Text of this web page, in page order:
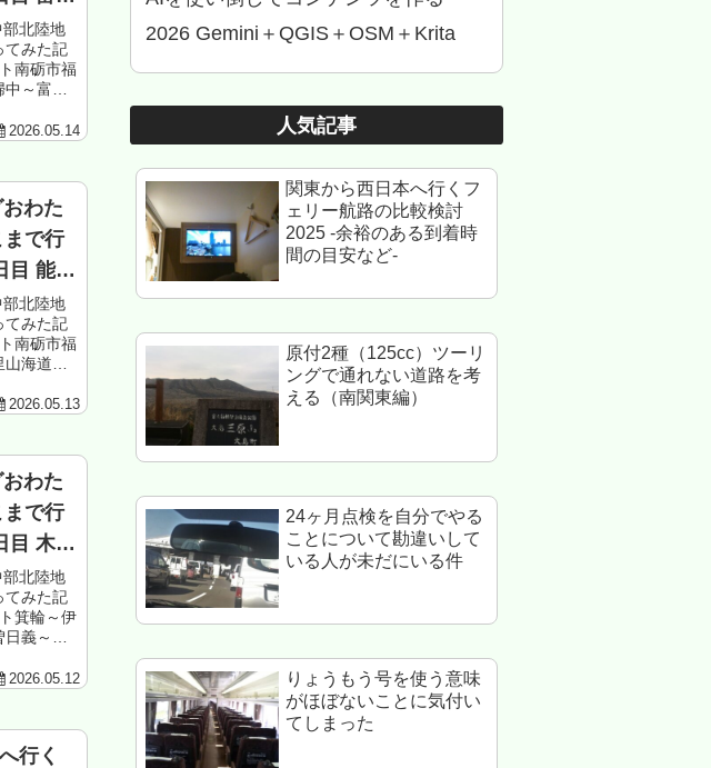
北陸地
てみた記
南砺市福
中～富山
大町市美
2026.05.14
わた
で行
能登
北陸地
てみた記
南砺市福
海道～
輪島市門
2026.05.13
わた
で行
目 木
北陸地
てみた記
箕輪～伊
義～木
パノラマ
2026.05.12
行く
2026 Gemini＋QGIS＋OSM＋Krita
人気記事
関東から西日本へ行くフ
ェリー航路の比較検討
2025 -余裕のある到着時
間の目安など-
原付2種（125cc）ツーリ
ングで通れない道路を考
える（南関東編）
24ヶ月点検を自分でやる
ことについて勘違いして
いる人が未だにいる件
りょうもう号を使う意味
がほぼないことに気付い
てしまった